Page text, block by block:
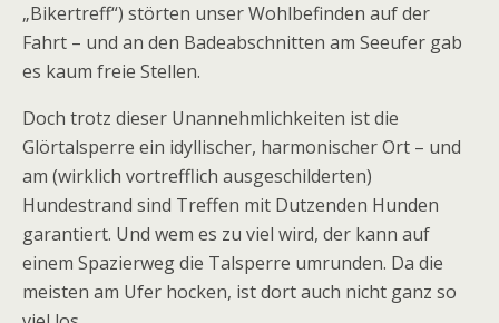
„Bikertreff“) störten unser Wohlbefinden auf der
Fahrt – und an den Badeabschnitten am Seeufer gab
es kaum freie Stellen.
Doch trotz dieser Unannehmlichkeiten ist die
Glörtalsperre ein idyllischer, harmonischer Ort – und
am (wirklich vortrefflich ausgeschilderten)
Hundestrand sind Treffen mit Dutzenden Hunden
garantiert. Und wem es zu viel wird, der kann auf
einem Spazierweg die Talsperre umrunden. Da die
meisten am Ufer hocken, ist dort auch nicht ganz so